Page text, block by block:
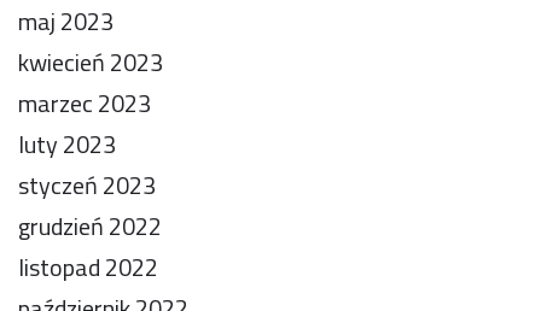
maj 2023
kwiecień 2023
marzec 2023
luty 2023
styczeń 2023
grudzień 2022
listopad 2022